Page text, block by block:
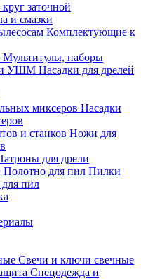
заточной
и смазки
Комплектующие к
Мультитулы, наборы
Насадки для дрелей
Насадки
Ножи для
для дрели
Пилки
пил
Свечи и ключи свечные
Спецодежда и